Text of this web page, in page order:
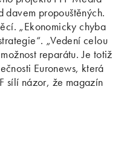
davem propouštěných.
„Ekonomicky chyba
„Vedení celou
reparátu. Je totiž
Euronews, která
sílí názor, že magazín